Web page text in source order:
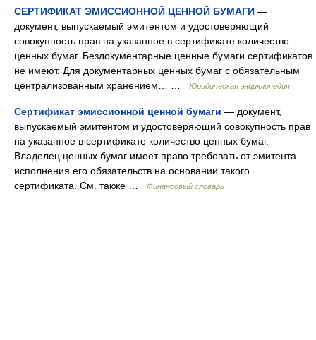
СЕРТИФИКАТ ЭМИССИОННОЙ ЦЕННОЙ БУМАГИ —
документ, выпускаемый эмитентом и удостоверяющий
совокупность прав на указанное в сертификате количество
ценных бумаг. Бездокументарные ценные бумаги сертификатов
не имеют. Для документарных ценных бумаг с обязательным
централизованным хранением… …
Юридическая энциклопедия
Сертификат эмиссионной ценной бумаги — документ,
выпускаемый эмитентом и удостоверяющий совокупность прав
на указанное в сертификате количество ценных бумаг.
Владелец ценных бумаг имеет право требовать от эмитента
исполнения его обязательств на основании такого
сертификата. См. также …
Финансовый словарь